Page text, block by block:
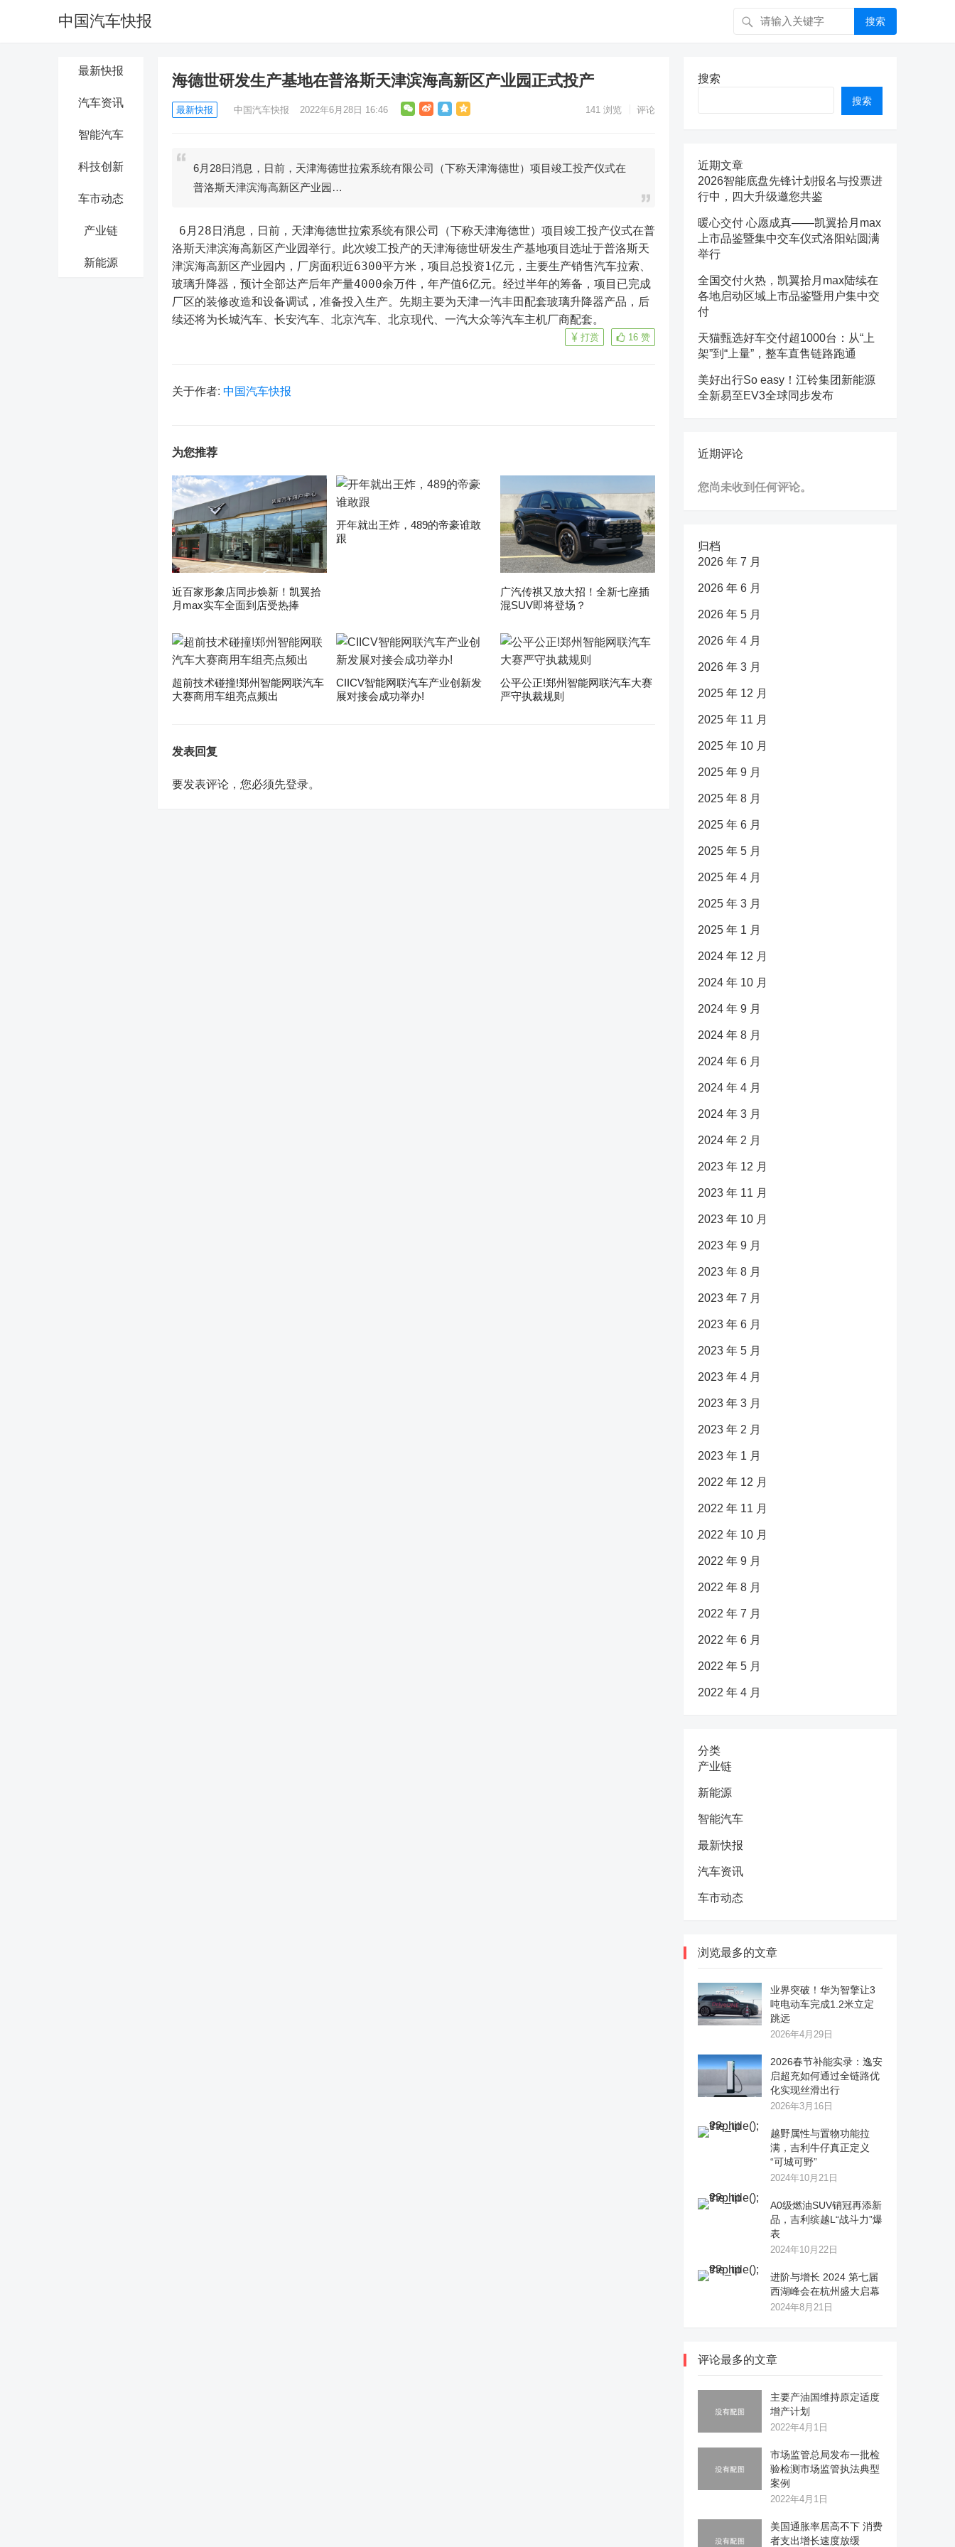
中国汽车快报 搜索
最新快报
汽车资讯
智能汽车
科技创新
车市动态
产业链
新能源
海德世研发生产基地在普洛斯天津滨海高新区产业园正式投产
最新快报 中国汽车快报 2022年6月28日 16:46 141 浏览 评论
6月28日消息，日前，天津海德世拉索系统有限公司（下称天津海德世）项目竣工投产仪式在
普洛斯天津滨海高新区产业园…
洛斯天津滨海高新区产业园举行。此次竣工投产的天津海德世研发生产基地项目选址于普洛斯天
津滨海高新区产业园内，厂房面积近6300平方米，项目总投资1亿元，主要生产销售汽车拉索、
玻璃升降器，预计全部达产后年产量4000余万件，年产值6亿元。经过半年的筹备，项目已完成
厂区的装修改造和设备调试，准备投入生产。先期主要为天津一汽丰田配套玻璃升降器产品，后
续还将为长城汽车、长安汽车、北京汽车、北京现代、一汽大众等汽车主机厂商配套。
16 赞
打赏
关于作者: 中国汽车快报
为您推荐
近百家形象店同步焕新！凯翼拾
月max实车全面到店受热捧
开年就出王炸，489的帝豪谁敢
跟
广汽传祺又放大招！全新七座插
混SUV即将登场？
超前技术碰撞!郑州智能网联汽车
大赛商用车组亮点频出
CIICV智能网联汽车产业创新发
展对接会成功举办!
公平公正!郑州智能网联汽车大赛
严守执裁规则
发表回复
要发表评论，您必须先登录。
搜索
搜索
近期文章
2026智能底盘先锋计划报名与投票进
行中，四大升级邀您共鉴
暖心交付 心愿成真——凯翼拾月max
上市品鉴暨集中交车仪式洛阳站圆满
举行
全国交付火热，凯翼拾月max陆续在
各地启动区域上市品鉴暨用户集中交
付
天猫甄选好车交付超1000台：从“上
架”到“上量”，整车直售链路跑通
美好出行So easy！江铃集团新能源
全新易至EV3全球同步发布
近期评论
您尚未收到任何评论。
归档
2026 年 7 月
2026 年 6 月
2026 年 5 月
2026 年 4 月
2026 年 3 月
2025 年 12 月
2025 年 11 月
2025 年 10 月
2025 年 9 月
2025 年 8 月
2025 年 6 月
2025 年 5 月
2025 年 4 月
2025 年 3 月
2025 年 1 月
2024 年 12 月
2024 年 10 月
2024 年 9 月
2024 年 8 月
2024 年 6 月
2024 年 4 月
2024 年 3 月
2024 年 2 月
2023 年 12 月
2023 年 11 月
2023 年 10 月
2023 年 9 月
2023 年 8 月
2023 年 7 月
2023 年 6 月
2023 年 5 月
2023 年 4 月
2023 年 3 月
2023 年 2 月
2023 年 1 月
2022 年 12 月
2022 年 11 月
2022 年 10 月
2022 年 9 月
2022 年 8 月
2022 年 7 月
2022 年 6 月
2022 年 5 月
2022 年 4 月
分类
产业链
新能源
智能汽车
最新快报
汽车资讯
车市动态
浏览最多的文章
业界突破！华为智擎让3
吨电动车完成1.2米立定
跳远
2026年4月29日
2026春节补能实录：逸安
启超充如何通过全链路优
化实现丝滑出行
2026年3月16日
越野属性与置物功能拉
满，吉利牛仔真正定义
“可城可野”
2024年10月21日
A0级燃油SUV销冠再添新
品，吉利缤越L“战斗力”爆
表
2024年10月22日
进阶与增长 2024 第七届
西湖峰会在杭州盛大启幕
2024年8月21日
评论最多的文章
主要产油国维持原定适度
增产计划
2022年4月1日
市场监管总局发布一批检
验检测市场监管执法典型
案例
2022年4月1日
美国通胀率居高不下 消费
者支出增长速度放缓